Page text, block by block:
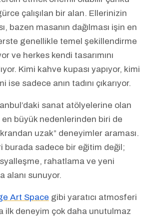
çalışılan bir alan. Ellerinizin
bazen masanın dağılması işin en
genellikle temel şekillendirme
ve herkes kendi tasarımını
Kimi kahve kupası yapıyor, kimi
ise sadece anın tadını çıkarıyor.
sanat atölyelerine olan
en büyük nedenlerinden biri de
uzak” deneyimler araması.
burada sadece bir eğitim değil;
rahatlama ve yeni
alanı sunuyor.
Art Space gibi yaratıcı atmosferi
ilk deneyim çok daha unutulmaz